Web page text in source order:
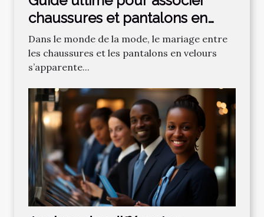
chaussures et pantalons en
velours
Dans le monde de la mode, le mariage entre
les chaussures et les pantalons en velours
s’apparente...